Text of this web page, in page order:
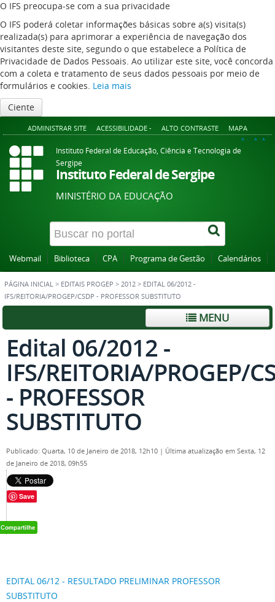
O IFS preocupa-se com a sua privacidade
O IFS poderá coletar informações básicas sobre a(s) visita(s)
realizada(s) para aprimorar a experiência de navegação dos
visitantes deste site, segundo o que estabelece a Política de
Privacidade de Dados Pessoais. Ao utilizar este site, você concorda
com a coleta e tratamento de seus dados pessoais por meio de
formulários e cookies. Leia mais
Ciente
ADMINISTRAR SITE ACESSIBILIDADE - ALTO CONTRASTE MAPA
A+ A A-
Instituto Federal de Educação, Ciência e Tecnologia de
Sergipe
Instituto Federal de Sergipe
MINISTÉRIO DA EDUCAÇÃO
Webmail Biblioteca CPA Programa de Gestão Calendários
PÁGINA INICIAL > EDITAIS PROGEP > 2012 > EDITAL 06/2012 -
IFS/REITORIA/PROGEP/CSDP - PROFESSOR SUBSTITUTO
MENU
Edital 06/2012 -
IFS/REITORIA/PROGEP/
- PROFESSOR
SUBSTITUTO
Publicado: Quarta, 10 de Janeiro de 2018, 12h10 | Última atualização em Sexta, 12
de Janeiro de 2018, 09h55
Save
EDITAL 06/12 - RESULTADO PRELIMINAR PROFESSOR
SUBSTITUTO